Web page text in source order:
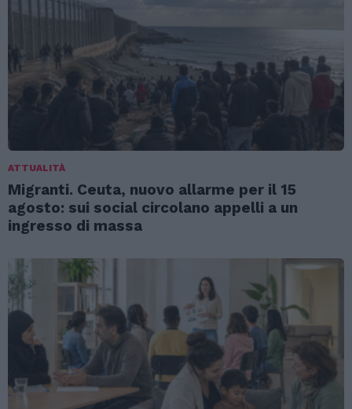
ATTUALITÀ
Migranti. Ceuta, nuovo allarme per il 15
agosto: sui social circolano appelli a un
ingresso di massa